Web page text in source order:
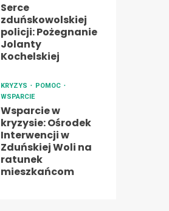
Serce
zduńskowolskiej
policji: Pożegnanie
Jolanty
Kochelskiej
KRYZYS
POMOC
WSPARCIE
Wsparcie w
kryzysie: Ośrodek
Interwencji w
Zduńskiej Woli na
ratunek
mieszkańcom